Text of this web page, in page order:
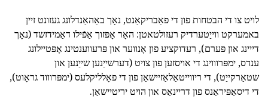
לויט צו די הבטחות פון די פאַבריקאַנט, נאָך באַהאַנדלונג געזונט זיין
באמערקט ווייַטערדיק רעזולטאטן: האָר אָפּזוך אַפֿילו דאַמידזשד (נאָך
דייינג און פּערם), רעדוקציע פון אָנווער און פּרעווענטינג אָפּטיילונג
ענדס, ימפּרוווינג די אויסזען פון צויט (דערשייַנען שייַנען און
שטאַרקייַט), די ריווייטאַלאַזיישאַן פון די פאָלליקלעס (ימפּרוווד גראָוט),
די דיסאַפּיראַנס פון דריינאַס און הויט יריטיישאַן.